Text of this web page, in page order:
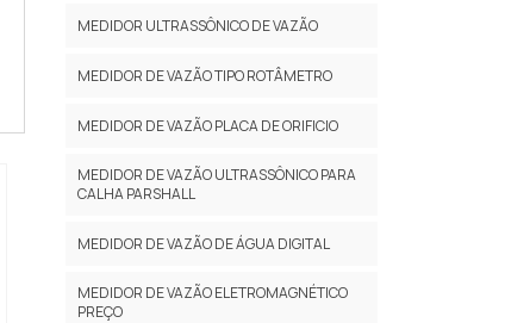
MEDIDOR ULTRASSÔNICO DE VAZÃO
MEDIDOR DE VAZÃO TIPO ROTÂMETRO
MEDIDOR DE VAZÃO PLACA DE ORIFICIO
MEDIDOR DE VAZÃO ULTRASSÔNICO PARA
CALHA PARSHALL
MEDIDOR DE VAZÃO DE ÁGUA DIGITAL
MEDIDOR DE VAZÃO ELETROMAGNÉTICO
PREÇO